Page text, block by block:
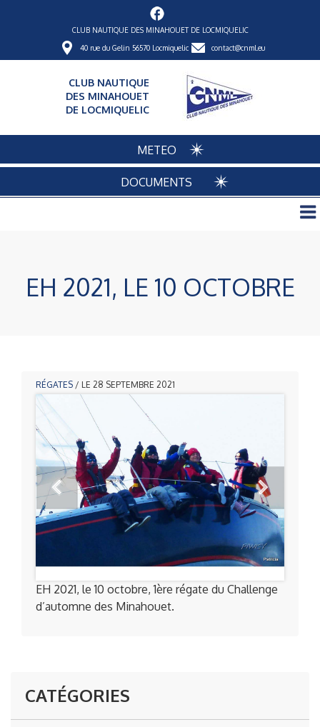
CLUB NAUTIQUE DES MINAHOUET DE LOCMIQUELIC
40 rue du Gelin 56570 Locmiquelic contact@cnml.eu
CLUB NAUTIQUE
DES MINAHOUET
DE LOCMIQUELIC
METEO
DOCUMENTS
EH 2021, LE 10 OCTOBRE
RÉGATES / LE 28 SEPTEMBRE 2021
EH 2021, le 10 octobre, 1ère régate du Challenge
d’automne des Minahouet.
CATÉGORIES